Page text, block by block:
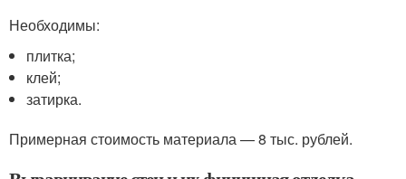
Необходимы:
плитка;
клей;
затирка.
Примерная стоимость материала — 8 тыс. рублей.